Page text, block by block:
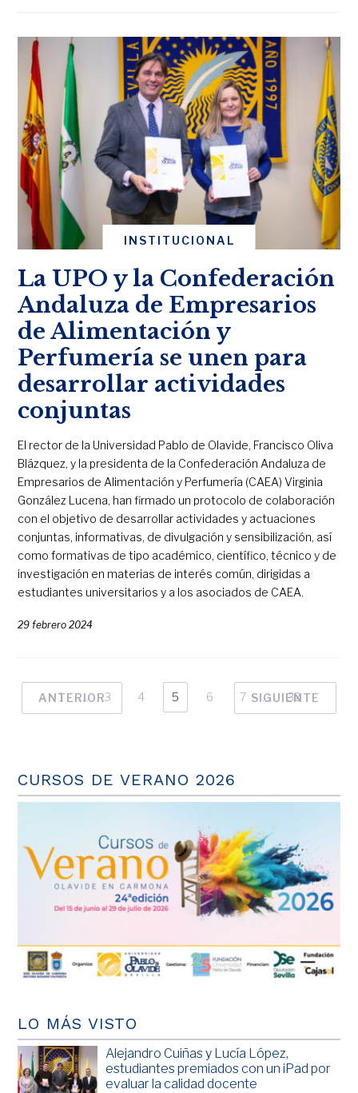
INSTITUCIONAL
La UPO y la Confederación
Andaluza de Empresarios
de Alimentación y
Perfumería se unen para
desarrollar actividades
conjuntas
El rector de la Universidad Pablo de Olavide, Francisco Oliva
Blázquez, y la presidenta de la Confederación Andaluza de
Empresarios de Alimentación y Perfumería (CAEA) Virginia
González Lucena, han firmado un protocolo de colaboración
con el objetivo de desarrollar actividades y actuaciones
conjuntas, informativas, de divulgación y sensibilización, así
como formativas de tipo académico, científico, técnico y de
investigación en materias de interés común, dirigidas a
estudiantes universitarios y a los asociados de CAEA.
29 febrero 2024
ANTERIOR
1 … 3 4 5 6 7 … 32
SIGUIENTE
CURSOS DE VERANO 2026
LO MÁS VISTO
Alejandro Cuiñas y Lucía López,
estudiantes premiados con un iPad por
evaluar la calidad docente